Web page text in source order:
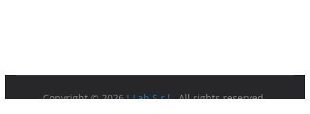
Copyright © 2026I-Lab S.r.l.. All rights reserved.